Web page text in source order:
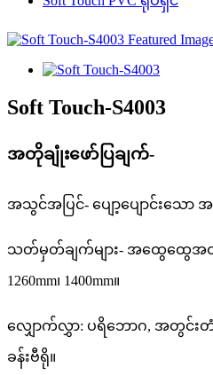
Soft Touch-S4003
အတိုချုံးဖော်ပြချက်-
အသွင်အပြင်- ပျော့ပျောင်းသေ
သတ်မှတ်ချက်များ- အထွေထွေအထူ-
1260mm၊ 1400mm။
လျှောက်လွှာ: ပရိဘောဂ, အတွင်းတံခါ
ခန်းဗီရို။